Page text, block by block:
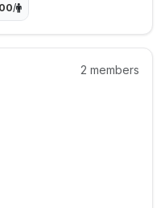
/
2 members